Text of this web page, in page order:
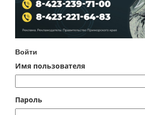
Войти
Имя пользователя
Пароль